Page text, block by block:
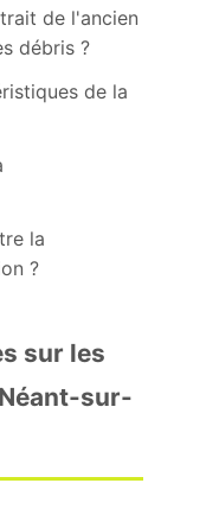
de l'ancien
débris ?
de la
la
?
sur les
sur-